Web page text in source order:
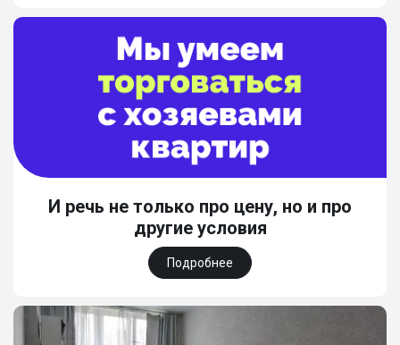
И речь не только про цену, но и про
другие условия
Подробнее